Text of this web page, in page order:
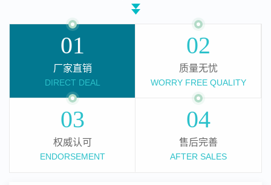
01
厂家直销
DIRECT DEAL
02
质量无忧
WORRY FREE QUALITY
03
权威认可
ENDORSEMENT
04
售后完善
AFTER SALES